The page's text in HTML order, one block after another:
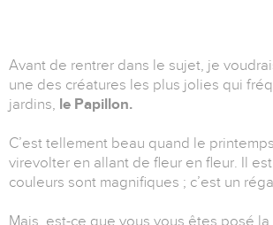
Avant de rentrer dans le sujet, je
une des créatures les plus jolies qui
jardins, le Papillon.
C’est tellement beau quand le
virevolter en allant de fleur en fleur. Il
couleurs sont magnifiques ; c’est un
Mais, est-ce que vous vous êtes posé